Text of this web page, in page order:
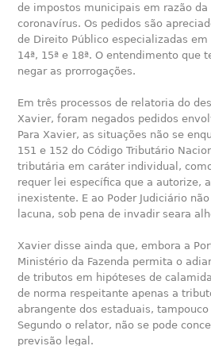
de impostos municipais em razão
coronavírus. Os pedidos são
de Direito Público especializadas
14ª, 15ª e 18ª. O entendimento que
negar as prorrogações.
Em três processos de relatoria do
Xavier, foram negados pedidos
Para Xavier, as situações não se
151 e 152 do Código Tributário
tributária em caráter individual,
requer lei específica que a autorize,
inexistente. E ao Poder Judiciário
lacuna, sob pena de invadir seara
Xavier disse ainda que, embora a
Ministério da Fazenda permita o
de tributos em hipóteses de
de norma respeitante apenas a
abrangente dos estaduais,
Segundo o relator, não se pode
previsão legal.